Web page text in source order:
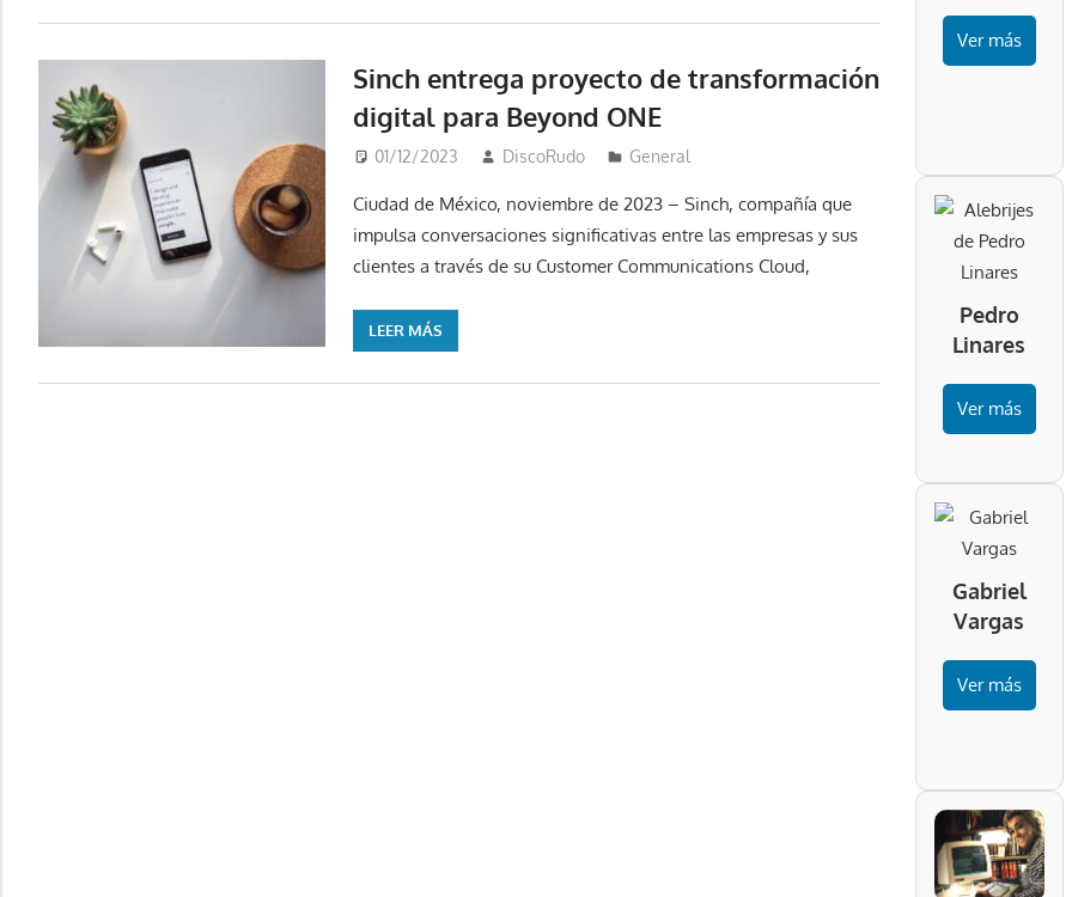
Sinch entrega proyecto de transformación
digital para Beyond ONE
01/12/2023 DiscoRudo General
Ciudad de México, noviembre de 2023 – Sinch, compañía que
impulsa conversaciones significativas entre las empresas y sus
clientes a través de su Customer Communications Cloud,
LEER MÁS
Ver más
Pedro
Linares
Ver más
Gabriel
Vargas
Ver más